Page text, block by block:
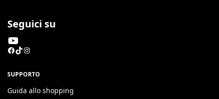
Seguici su
SUPPORTO
Guida allo shopping